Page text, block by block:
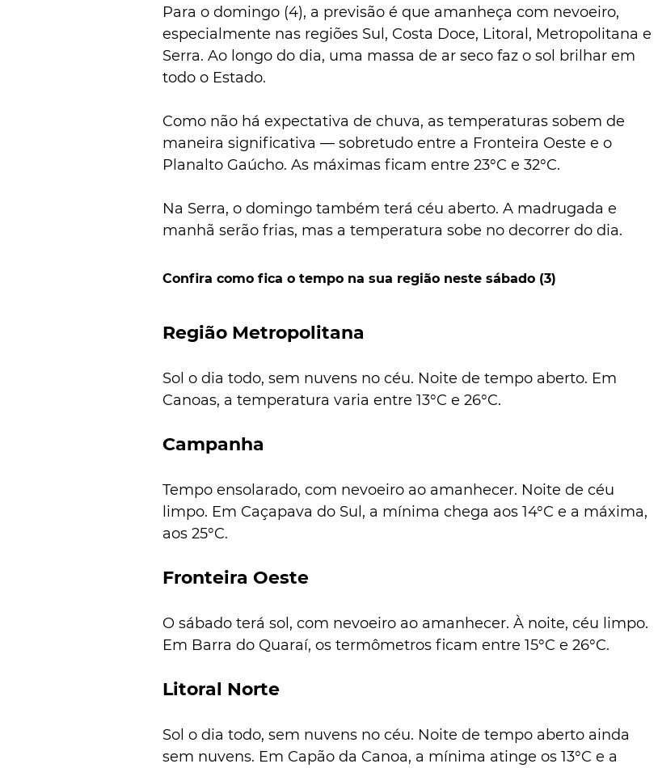
Para o domingo (4), a previsão é que amanheça com nevoeiro,
especialmente nas regiões Sul, Costa Doce, Litoral, Metropolitana e
Serra. Ao longo do dia, uma massa de ar seco faz o sol brilhar em
todo o Estado.
Como não há expectativa de chuva, as temperaturas sobem de
maneira significativa — sobretudo entre a Fronteira Oeste e o
Planalto Gaúcho. As máximas ficam entre 23°C e 32°C.
Na Serra, o domingo também terá céu aberto. A madrugada e
manhã serão frias, mas a temperatura sobe no decorrer do dia.
Confira como fica o tempo na sua região neste sábado (3)
Região Metropolitana
Sol o dia todo, sem nuvens no céu. Noite de tempo aberto. Em
Canoas, a temperatura varia entre 13°C e 26°C.
Campanha
Tempo ensolarado, com nevoeiro ao amanhecer. Noite de céu
limpo. Em Caçapava do Sul, a mínima chega aos 14°C e a máxima,
aos 25°C.
Fronteira Oeste
O sábado terá sol, com nevoeiro ao amanhecer. À noite, céu limpo.
Em Barra do Quaraí, os termômetros ficam entre 15°C e 26°C.
Litoral Norte
Sol o dia todo, sem nuvens no céu. Noite de tempo aberto ainda
sem nuvens. Em Capão da Canoa, a mínima atinge os 13°C e a